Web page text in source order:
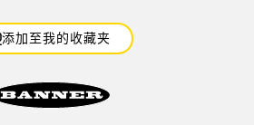
添加至我的收藏夹